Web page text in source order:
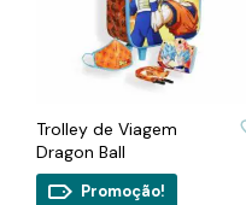
Trolley de Viagem
Dragon Ball
Promoção!